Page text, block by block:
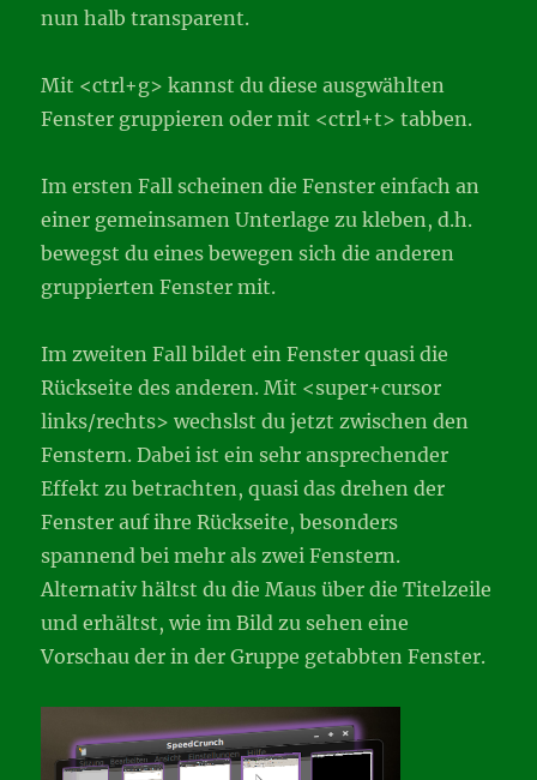
nun halb transparent.
Mit <ctrl+g> kannst du diese ausgwählten
Fenster gruppieren oder mit <ctrl+t> tabben.
Im ersten Fall scheinen die Fenster einfach an
einer gemeinsamen Unterlage zu kleben, d.h.
bewegst du eines bewegen sich die anderen
gruppierten Fenster mit.
Im zweiten Fall bildet ein Fenster quasi die
Rückseite des anderen. Mit <super+cursor
links/rechts> wechslst du jetzt zwischen den
Fenstern. Dabei ist ein sehr ansprechender
Effekt zu betrachten, quasi das drehen der
Fenster auf ihre Rückseite, besonders
spannend bei mehr als zwei Fenstern.
Alternativ hältst du die Maus über die Titelzeile
und erhältst, wie im Bild zu sehen eine
Vorschau der in der Gruppe getabbten Fenster.